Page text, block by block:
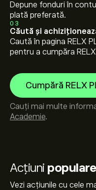
Acțiuni populare
Vezi acțiunile cu cele
Depune fonduri în
plată preferată.
03
Căută și
Caută în pagina RELX
pentru a cumpăra RELX
Cumpără RELX
Cauți mai multe
Academie.